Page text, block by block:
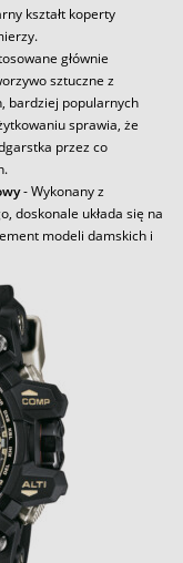
kształt koperty
głównie
sztuczne z
bardziej popularnych
sprawia, że
przez co
- Wykonany z
doskonale układa się na
modeli damskich i